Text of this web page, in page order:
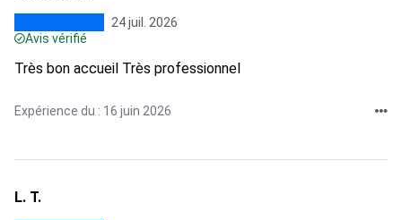
24 juil. 2026
Avis vérifié
Très bon accueil Très professionnel
Expérience du : 16 juin 2026
L. T.